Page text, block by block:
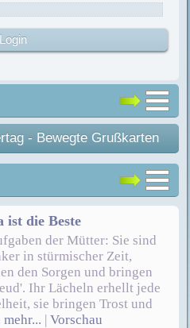
- Bewegte Grußkarten
ist die Beste
der Mütter: Sie sind
in stürmischer Zeit,
den Sorgen und bringen
Ihr Lächeln erhellt jede
sie bringen Trost und
mehr... | Vorschau